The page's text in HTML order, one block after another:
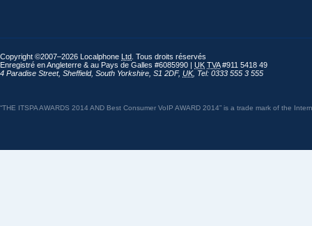
Copyright ©2007–2026 Localphone Ltd . Tous droits réservés
Enregistré en Angleterre & au Pays de Galles #6085990 | UK TVA#911 5418 49
4 Paradise Street, Sheffield, South Yorkshire S1 2DF, UK, Tel: 0333 555 3 555
“THE ITSPA AWARDS 2014 AND Best Consumer VoIP AWARD 2014” is a trade mark of the